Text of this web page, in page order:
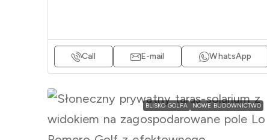
Call E-mail WhatsApp
BLISKO GOLFA NOWE BUDOWNICTWO